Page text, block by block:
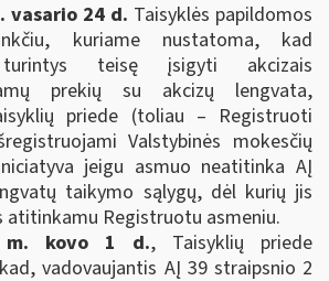
vasario 24 d. Taisyklės papildomos
kuriame nustatoma, kad
turintys teisę įsigyti akcizais
prekių su akcizų lengvata,
priede (toliau – Registruoti
Valstybinės mokesčių
jeigu asmuo neatitinka AĮ
taikymo sąlygų, dėl kurių jis
Registruotu asmeniu.
m. kovo 1 d., Taisyklių priede
vadovaujantis AĮ 39 straipsnio 2